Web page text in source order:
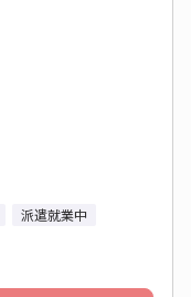
派遣就業中